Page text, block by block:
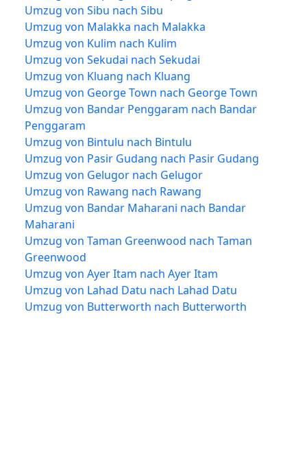
Umzug von Sibu nach Sibu
Umzug von Malakka nach Malakka
Umzug von Kulim nach Kulim
Umzug von Sekudai nach Sekudai
Umzug von Kluang nach Kluang
Umzug von George Town nach George Town
Umzug von Bandar Penggaram nach Bandar
Penggaram
Umzug von Bintulu nach Bintulu
Umzug von Pasir Gudang nach Pasir Gudang
Umzug von Gelugor nach Gelugor
Umzug von Rawang nach Rawang
Umzug von Bandar Maharani nach Bandar
Maharani
Umzug von Taman Greenwood nach Taman
Greenwood
Umzug von Ayer Itam nach Ayer Itam
Umzug von Lahad Datu nach Lahad Datu
Umzug von Butterworth nach Butterworth